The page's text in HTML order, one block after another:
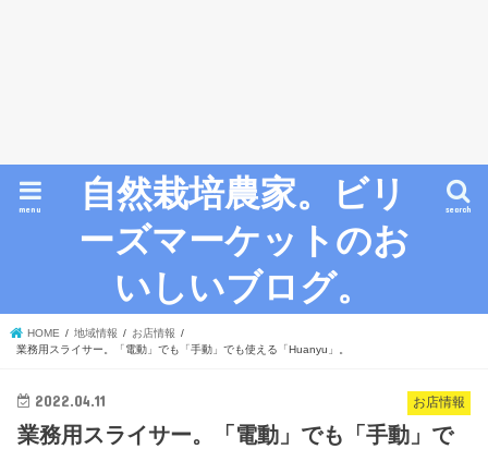
自然栽培農家。ビリ
ーズマーケットのお
いしいブログ。
search
menu
HOME 地域情報
お店情報
業務用スライサー。「電動」でも「手動」でも使える「Huanyu」。
お店情報
2022.04.11
業務用スライサー。「電動」でも「手動」で